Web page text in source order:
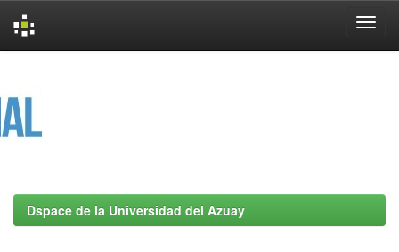
Dspace de la Universidad del Azuay